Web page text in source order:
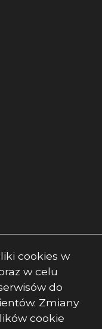
cookies w
w celu
do
Zmiany
cookie